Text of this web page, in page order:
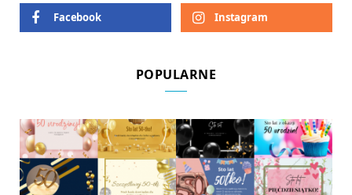
Facebook Instagram
POPULARNE